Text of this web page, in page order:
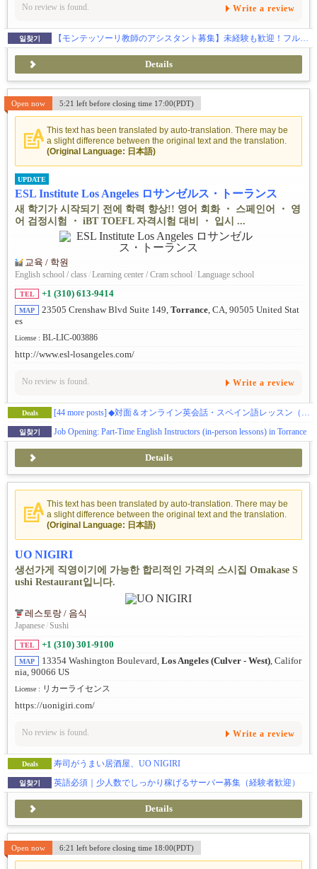
No review is found. Write a review
일찾기 【モンテッソーリ教師のアシスタント募集】未経験も歓迎！フルタイム同時募集！ご希望をお聞かせください。
Details
Open now 5:21 left before closing time 17:00(PDT)
This text has been translated by auto-translation. There may be
a slight difference between the original text and the translation.
(Original Language: 日本語)
UPDATE
ESL Institute Los Angeles ロサンゼルス・トーランス
새 학기가 시작되기 전에 학력 향상!! 영어 회화 ・ 스페인어 ・ 영
어 검정시험 ・ iBT TOEFL 자격시험 대비 ・ 입시 ...
교육 / 학원
English school / class /Learning center / Cram school /Language school
TEL +1 (310) 613-9414
MAP 23505 Crenshaw Blvd Suite 149, Torrance , CA, 90505 United Stat
es
License : BL-LIC-003886
http://www.esl-losangeles.com/
No review is found. Write a review
Deals [44 more posts] ◆対面＆オンライン英会話・スペイン語レッスン（初級・中級・上級レベル）※お試しクーポンあり
일찾기 Job Opening: Part-Time English Instructors (in-person lessons) in Torrance
Details
This text has been translated by auto-translation. There may be
a slight difference between the original text and the translation.
(Original Language: 日本語)
UO NIGIRI
생선가게 직영이기에 가능한 합리적인 가격의 스시집 Omakase S
ushi Restaurant입니다.
레스토랑 / 음식
Japanese/ Sushi
TEL +1 (310) 301-9100
MAP 13354 Washington Boulevard, Los Angeles (Culver - West) , Califor
nia, 90066 US
License : リカーライセンス
https://uonigiri.com/
No review is found. Write a review
Deals 寿司がうまい居酒屋、UO NIGIRI
일찾기 英語必須｜少人数でしっかり稼げるサーバー募集（経験者歓迎）
Details
Open now 6:21 left before closing time 18:00(PDT)